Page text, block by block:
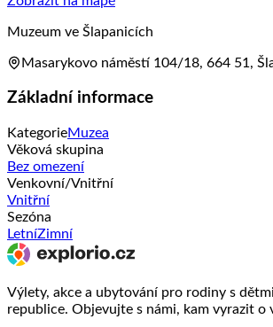
Muzeum ve Šlapanicích
Masarykovo náměstí 104/18, 664 51,
Základní informace
KategorieMuzea
Věková skupina
Bez omezení
Venkovní/Vnitřní
Vnitřní
Sezóna
LetníZimní
Výlety, akce a ubytování pro rodiny s
republice. Objevujte s námi, kam vyrazit o